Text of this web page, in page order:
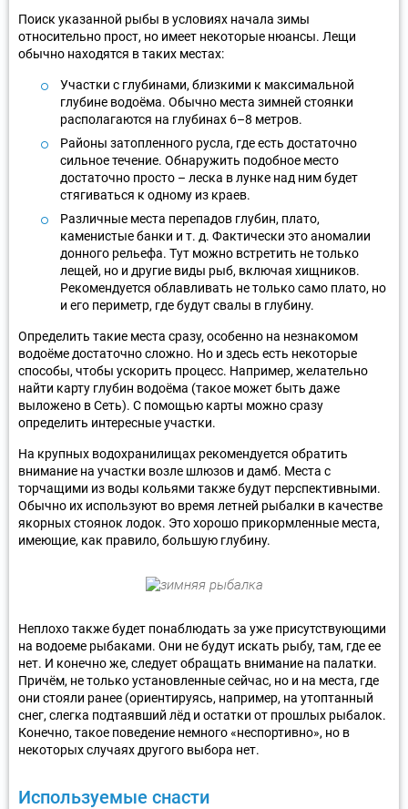
Поиск указанной рыбы в условиях начала зимы
относительно прост, но имеет некоторые нюансы. Лещи
обычно находятся в таких местах:
Участки с глубинами, близкими к максимальной
глубине водоёма. Обычно места зимней стоянки
располагаются на глубинах 6–8 метров.
Районы затопленного русла, где есть достаточно
сильное течение. Обнаружить подобное место
достаточно просто – леска в лунке над ним будет
стягиваться к одному из краев.
Различные места перепадов глубин, плато,
каменистые банки и т. д. Фактически это аномалии
донного рельефа. Тут можно встретить не только
лещей, но и другие виды рыб, включая хищников.
Рекомендуется облавливать не только само плато, но
и его периметр, где будут свалы в глубину.
Определить такие места сразу, особенно на незнакомом
водоёме достаточно сложно. Но и здесь есть некоторые
способы, чтобы ускорить процесс. Например, желательно
найти карту глубин водоёма (такое может быть даже
выложено в Сеть). С помощью карты можно сразу
определить интересные участки.
На крупных водохранилищах рекомендуется обратить
внимание на участки возле шлюзов и дамб. Места с
торчащими из воды кольями также будут перспективными.
Обычно их используют во время летней рыбалки в качестве
якорных стоянок лодок. Это хорошо прикормленные места,
имеющие, как правило, большую глубину.
Неплохо также будет понаблюдать за уже присутствующими
на водоеме рыбаками. Они не будут искать рыбу, там, где ее
нет. И конечно же, следует обращать внимание на палатки.
Причём, не только установленные сейчас, но и на места, где
они стояли ранее (ориентируясь, например, на утоптанный
снег, слегка подтаявший лёд и остатки от прошлых рыбалок.
Конечно, такое поведение немного «неспортивно», но в
некоторых случаях другого выбора нет.
Используемые снасти